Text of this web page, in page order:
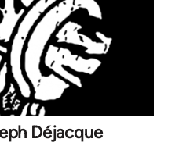
Déjacque